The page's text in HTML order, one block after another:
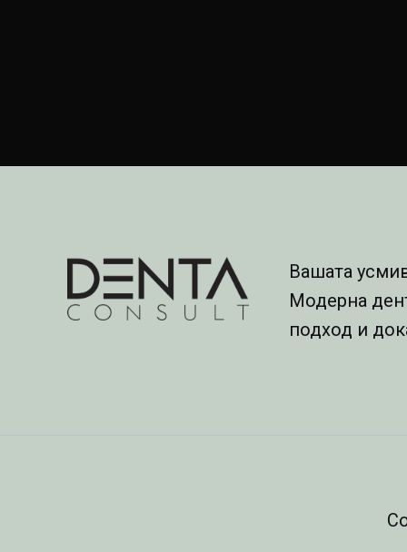
Вашата
Модерна
подход и